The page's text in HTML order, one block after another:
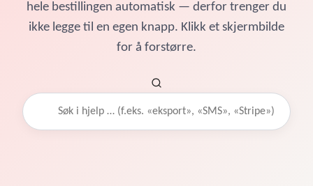
hele bestillingen automatisk — derfor trenger du
ikke legge til en egen knapp. Klikk et skjermbilde
for å forstørre.